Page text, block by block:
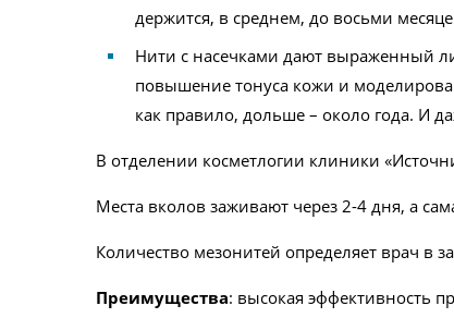
держится, в среднем, до восьми
Нити с насечками дают выраженный
повышение тонуса кожи и
как правило, дольше – около года. И
В отделении косметлогии клиники
Места вколов заживают через 2-4 дня, а
Количество мезонитей определяет врач в
Преимущества: высокая эффективность